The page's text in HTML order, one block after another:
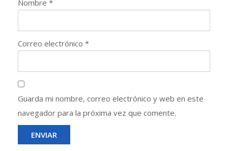
Nombre *
Correo electrónico *
Guarda mi nombre, correo electrónico y web en este
navegador para la próxima vez que comente.